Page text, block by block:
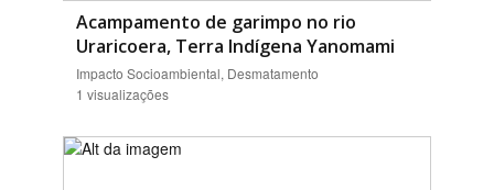
Acampamento de garimpo no rio
Uraricoera, Terra Indígena Yanomami
Impacto Socioambiental, Desmatamento
1 visualizações